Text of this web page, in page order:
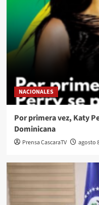
NACIONALES
Por primera vez, Katy
Dominicana
Prensa CascaraTV agosto